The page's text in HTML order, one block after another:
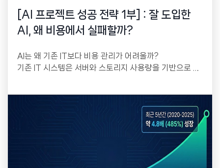
[AI 프로젝트 성공 전략 1부] : 잘 도입한
AI, 왜 비용에서 실패할까?
AI는 왜 기존 IT보다 비용 관리가 어려울까?
기존 IT 시스템은 서버와 스토리지 사용량을 기반으로 비